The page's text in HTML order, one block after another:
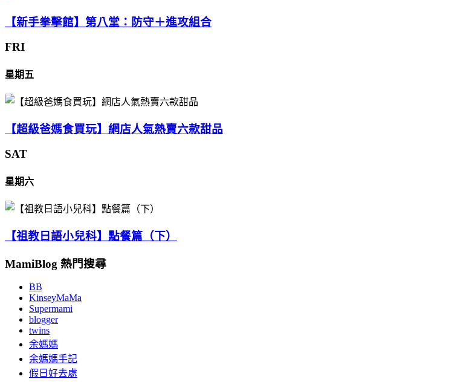
【新手拳擊館】第八堂：防守＋進攻組合
FRI
星期五
【超級爸媽食買玩】網店人氣熱賣六款甜品
SAT
星期六
【祖教日語小兒科】點餐篇（下）
MamiBlog 熱門搜尋
BB
KinseyMaMa
Supermami
blogger
twins
余媽媽
余媽媽手記
假日好去處